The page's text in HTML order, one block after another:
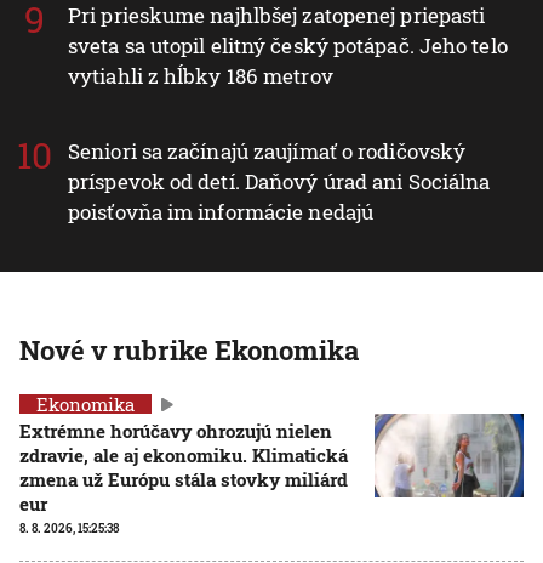
Pri prieskume najhlbšej zatopenej priepasti
sveta sa utopil elitný český potápač. Jeho telo
vytiahli z hĺbky 186 metrov
Seniori sa začínajú zaujímať o rodičovský
príspevok od detí. Daňový úrad ani Sociálna
poisťovňa im informácie nedajú
Nové v rubrike Ekonomika
Ekonomika
Extrémne horúčavy ohrozujú nielen
zdravie, ale aj ekonomiku. Klimatická
zmena už Európu stála stovky miliárd
eur
8. 8. 2026, 15:25:38